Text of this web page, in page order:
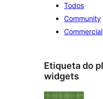
Todos
Community
Commercial
Etiqueta do
widgets